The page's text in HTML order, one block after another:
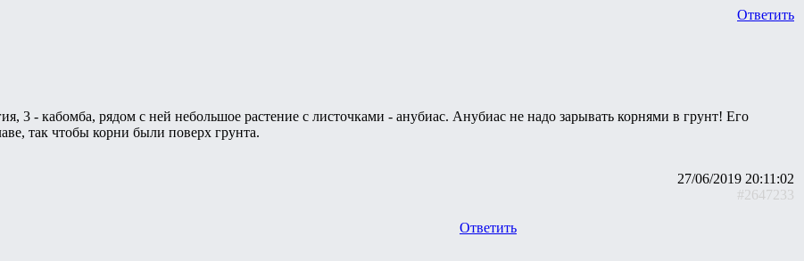
Ответить
3 - кабомба, рядом с ней небольшое растение с листочками - анубиас. Анубиас не надо зарывать корнями в грунт! Его
так чтобы корни были поверх грунта.
27/06/2019 20:11:02
#2647233
Ответить